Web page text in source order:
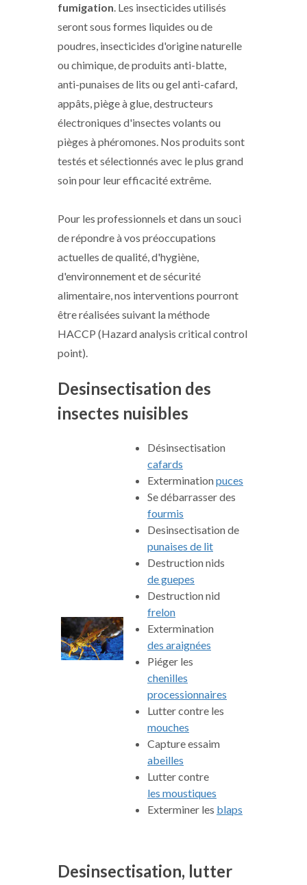
fumigation. Les insecticides utilisés
seront sous formes liquides ou de
poudres, insecticides d'origine naturelle
ou chimique, de produits anti-blatte,
anti-punaises de lits ou gel anti-cafard,
appâts, piège à glue, destructeurs
électroniques d'insectes volants ou
pièges à phéromones. Nos produits sont
testés et sélectionnés avec le plus grand
soin pour leur efficacité extrême.
Pour les professionnels et dans un souci
de répondre à vos préoccupations
actuelles de qualité, d'hygiène,
d'environnement et de sécurité
alimentaire, nos interventions pourront
être réalisées suivant la méthode
HACCP (Hazard analysis critical control
point).
Desinsectisation des
insectes nuisibles
Désinsectisation
cafards
Exterminationpuces
Se débarrasser des
fourmis
Desinsectisation de
punaises de lit
Destruction nids
de guepes
Destruction nid
frelon
Extermination
des araignées
Piéger les
chenilles
processionnaires
Lutter contre les
mouches
Capture essaim
abeilles
Lutter contre
les moustiques
Exterminer les blaps
Desinsectisation, lutter